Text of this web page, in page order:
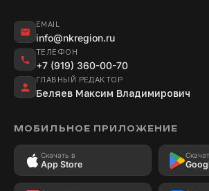
EMAIL
info@nkregion.ru
ТЕЛЕФОН
+7 (919) 360-00-70
ГЛАВНЫЙ РЕДАКТОР
Беляев Максим Владимирович
МОБИЛЬНОЕ ПРИЛОЖЕНИЕ
Скачать в
App Store